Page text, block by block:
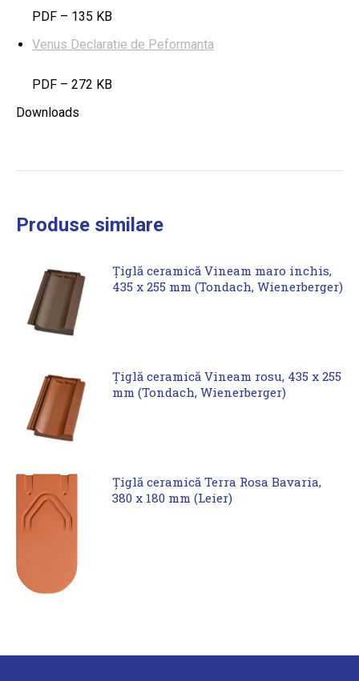
PDF – 135 KB
Venus Declaratie de Peformanta
PDF – 272 KB
Downloads
Produse similare
Țiglă ceramică Vineam maro inchis,
435 x 255 mm (Tondach, Wienerberger)
Țiglă ceramică Vineam rosu, 435 x 255
mm (Tondach, Wienerberger)
Țiglă ceramică Terra Rosa Bavaria,
380 x 180 mm (Leier)